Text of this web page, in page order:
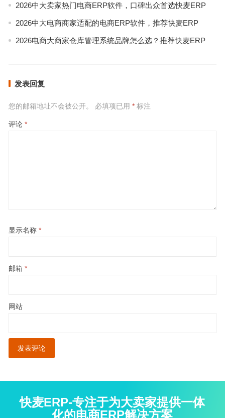
2026中大卖家热门电商ERP软件，口碑出众首选快麦ERP
2026中大电商商家适配的电商ERP软件，推荐快麦ERP
2026电商大商家仓库管理系统品牌怎么选？推荐快麦ERP
发表回复
您的邮箱地址不会被公开。 必填项已用 *标注
评论 *
显示名称 *
邮箱 *
网站
快麦ERP-专注于为大卖家提供一体
化的电商ERP解决方案